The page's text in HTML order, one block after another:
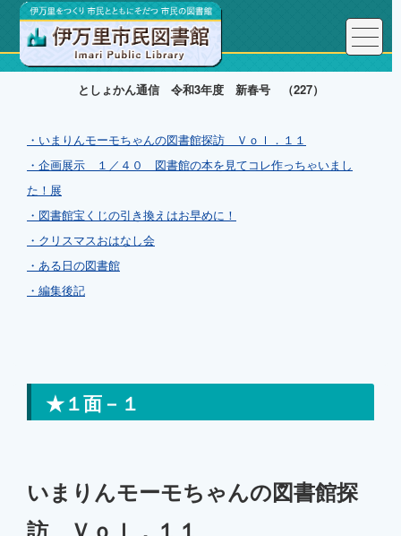
としょかん通信 令和3年度 新春号 （227）
・いまりんモーモちゃんの図書館探訪 Ｖｏｌ．１１
・企画展示 １／４０ 図書館の本を見てコレ作っちゃいまし
た！展
・図書館宝くじの引き換えはお早めに！
・クリスマスおはなし会
・ある日の図書館
・編集後記
★１面－１
いまりんモーモちゃんの図書館探
訪 Ｖｏｌ．１１